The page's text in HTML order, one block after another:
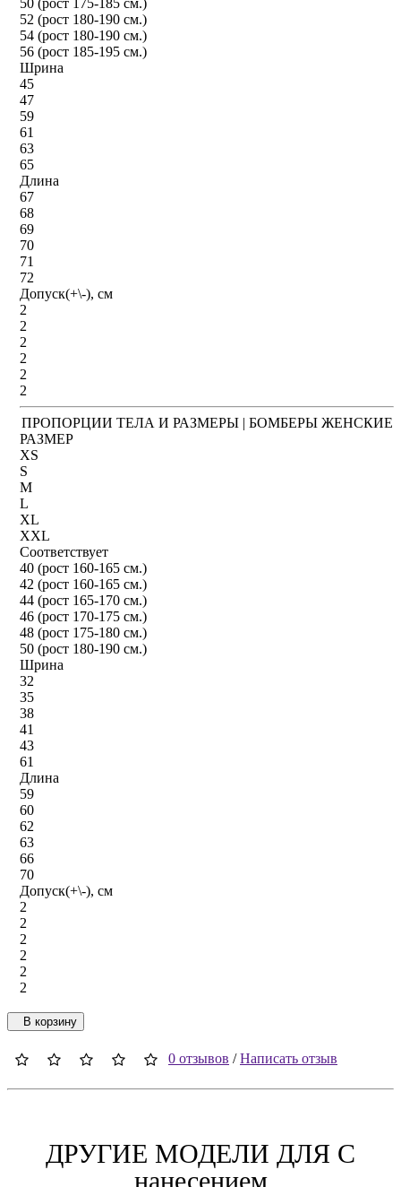
52 (рост 180-190 см.)
54 (рост 180-190 см.)
56 (рост 185-195 см.)
Шрина
45
47
59
61
63
65
Длина
67
68
69
70
71
72
Допуск(+\-), см
2
2
2
2
2
2
ПРОПОРЦИИ ТЕЛА И РАЗМЕРЫ | БОМБЕРЫ ЖЕНСКИЕ
РАЗМЕР
XS
S
M
L
XL
XXL
Соответствует
40 (рост 160-165 см.)
42 (рост 160-165 см.)
44 (рост 165-170 см.)
46 (рост 170-175 см.)
48 (рост 175-180 см.)
50 (рост 180-190 см.)
Шрина
32
35
38
41
43
61
Длина
59
60
62
63
66
70
Допуск(+\-), см
2
2
2
2
2
2
В корзину
0 отзывов /Написать отзыв
ДРУГИЕ МОДЕЛИ ДЛЯ C
нанесением